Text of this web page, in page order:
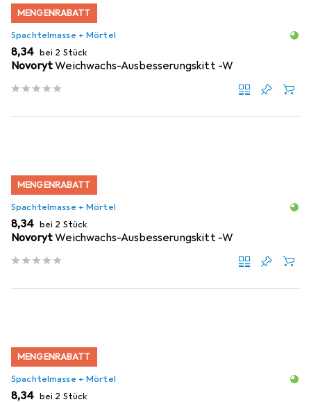
MENGENRABATT
Spachtelmasse + Mörtel
EUR
8,34 bei 2 Stück
NovorytWeichwachs-Ausbesserungskitt -W
MENGENRABATT
Spachtelmasse + Mörtel
EUR
8,34 bei 2 Stück
NovorytWeichwachs-Ausbesserungskitt -W
MENGENRABATT
Spachtelmasse + Mörtel
EUR
8,34 bei 2 Stück